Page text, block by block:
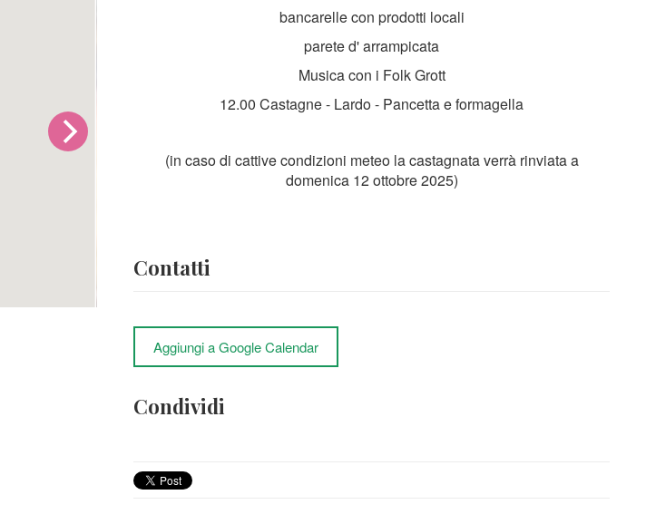
bancarelle con prodotti locali
parete d' arrampicata
Musica con i Folk Grott
12.00 Castagne - Lardo - Pancetta e formagella
(in caso di cattive condizioni meteo la castagnata verrà rinviata a
domenica 12 ottobre 2025)
Contatti
Aggiungi a Google Calendar
Condividi